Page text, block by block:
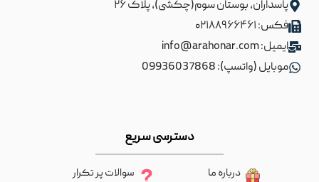
پاسداران، بوستان سوم(چکشی)، پلاک ۲۶
فکس: ۰۲۱۸۸۹۶۶۴۶۱
ایمیل: info@arahonar.com
موبایل (واتسپ): 09936037868
دسترسی سریع
درباره ما سوالات پر تکرار